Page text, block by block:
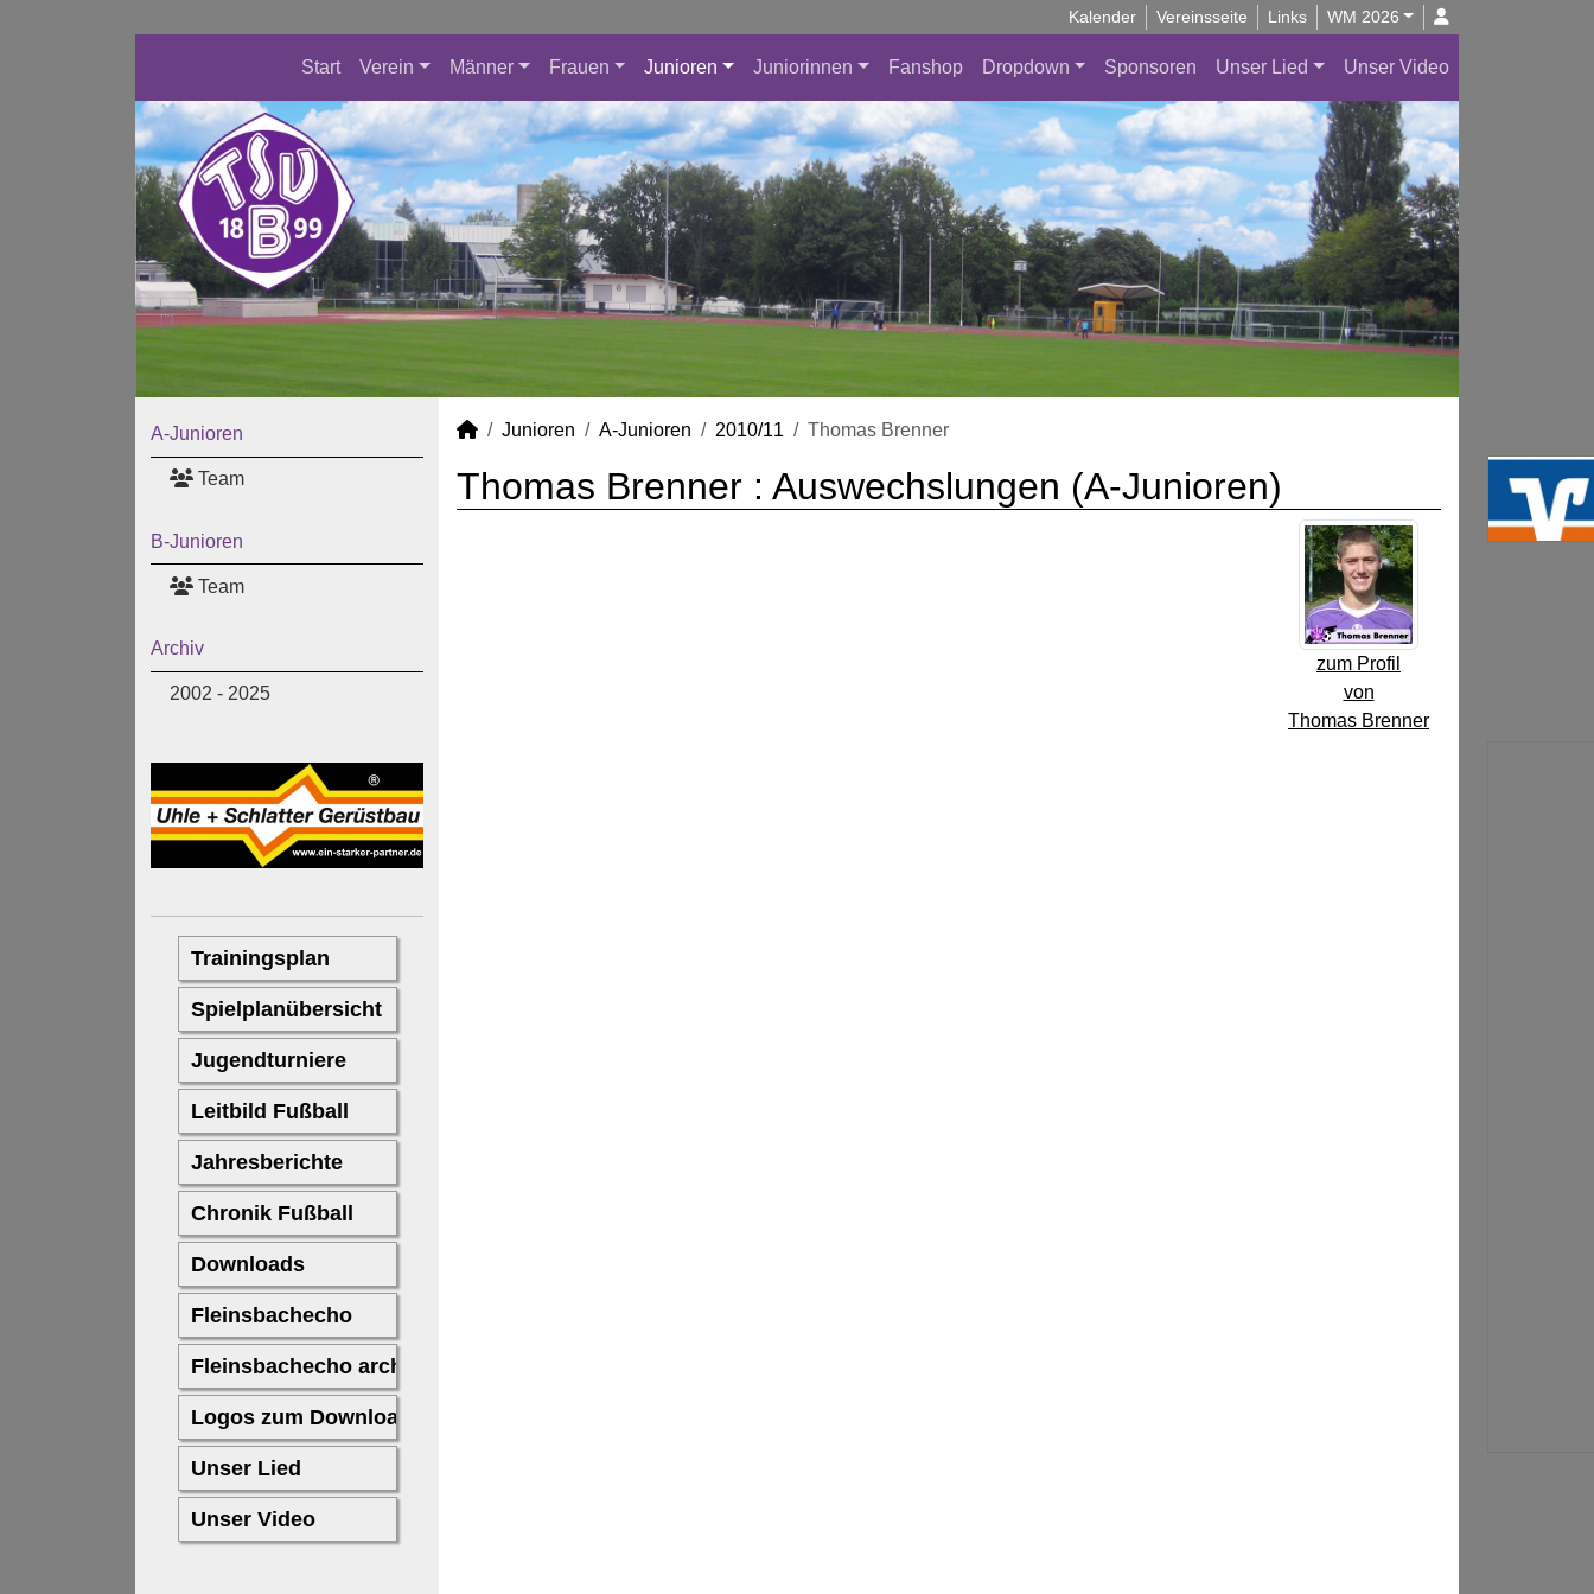
Kalender Vereinsseite Links WM 2026
Start Verein Männer Frauen Junioren Juniorinnen Fanshop Dropdown Sponsoren Unser Lied Unser Video
A-Junioren
Team
B-Junioren
Team
Archiv
2002 - 2025
Junioren A-Junioren 2010/11 Thomas Brenner
Thomas Brenner : Auswechslungen (A-Junioren)
zum Profil
von
Thomas Brenner